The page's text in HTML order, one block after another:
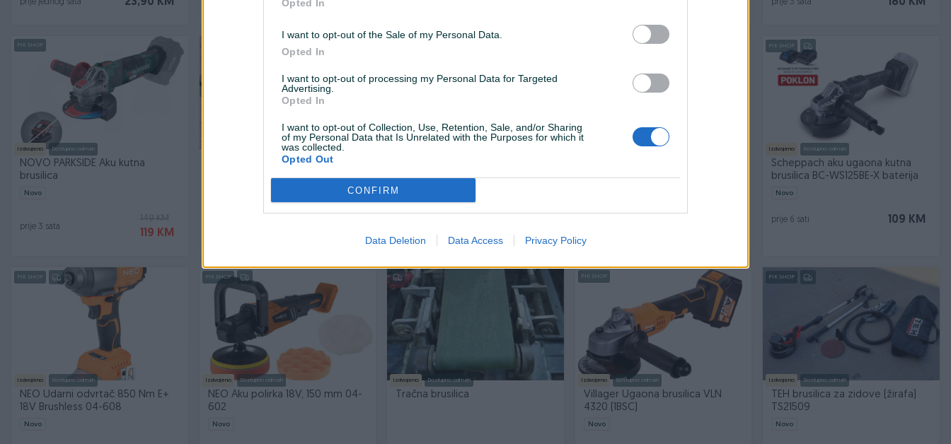
Opted In
I want to opt-out of the Sale of my Personal Data.
Opted In
I want to opt-out of processing my Personal Data for Targeted
Advertising.
Opted In
I want to opt-out of Collection, Use, Retention, Sale, and/or Sharing
of my Personal Data that Is Unrelated with the Purposes for which it
was collected.
Opted Out
CONFIRM
Data Deletion Data Access Privacy Policy
prije jednog sata prije 3 sata
PIK SHOP
Izdvojeno Dostupno odmah
NOVO PARKSIDE Aku kutna
brusilica
Novo
149 KM
119 KM
prije 3 sata
Aku Brusilica Makita
BT1220
PIK SHOP
Izdvojeno Dostupno odmah
Scheppach aku ugaona kutna
brusilica BC-WS125BE-X baterija
Novo
109 KM
prije 6 sati
PIK SHOP
Izdvojeno Dostupno odmah
NEO Udarni odvrtač 850 Nm E+
18V Brushless 04-608
Novo
PIK SHOP
Izdvojeno Dostupno odmah
NEO Aku polirka 18V, 150 mm 04-
602
Novo
Izdvojeno Dostupno odmah
Tračna brusilica
PIK SHOP
Izdvojeno Dostupno odmah
Villager Ugaona brusilica VLN
4320 (1BSC)
Novo
PIK SHOP
Izdvojeno Dostupno odmah
TEH brusilica za zidove (žirafa)
TS21509
Novo